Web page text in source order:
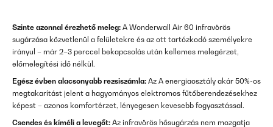
Szinte azonnal érezhető meleg: A Wonderwall Air 60 infravörös
sugárzása közvetlenül a felületekre és az ott tartózkodó személyekre
irányul – már 2–3 perccel bekapcsolás után kellemes melegérzet,
előmelegítési idő nélkül.
Egész évben alacsonyabb rezsiszámla: Az A energiaosztály akár 50%-os
megtakarítást jelent a hagyományos elektromos fűtőberendezésekhez
képest – azonos komfortérzet, lényegesen kevesebb fogyasztással.
Csendes és kíméli a levegőt: Az infravörös hősugárzás nem mozgatja